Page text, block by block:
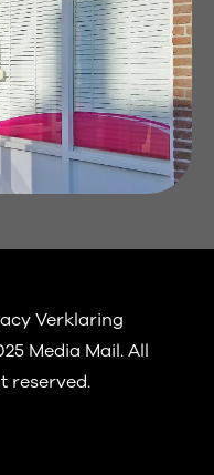
Verklaring
Media Mail.All
reserved.